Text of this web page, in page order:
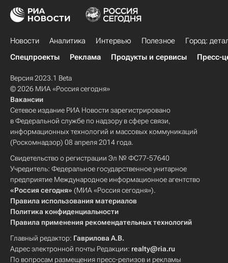
Новости Аналитика Интервью Полезное
Город:
Спецпроекты
Реклама Продукты и сервисы Пресс-
Версия 2023.1 Beta
© 2026 МИА «Россия сегодня»
Вакансии
Сетевое издание РИА Новости зарегистрировано
в Федеральной службе по надзору в сфере связи,
информационных технологий и массовых коммуникаций
(Роскомнадзор) 08 апреля 2014 года.
Свидетельство о регистрации Эл № ФС77-57640
Учредитель: Федеральное государственное унитарное
предприятие Международное информационное агентство
«Россия сегодня» (МИА «Россия сегодня»).
Правила использования материалов
Политика конфиденциальности
Правила применения рекомендательных технологий
Главный редактор: Гаврилова А.В.
Адрес электронной почты Редакции: realty@ria.ru
По вопросам размещения пресс-релизов и рекламы